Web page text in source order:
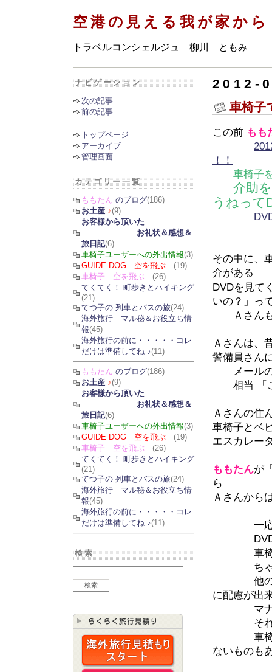
空港の見える我が家か
トラベルコンシェルジュ 柳川 ともみ
2012-
車椅子
この前 もも
！！
車椅子
介助
うねって
その中に、
介がある
DVDを見て
いの？」っ
Ａさんも
Ａさんは、
警備員さん
メールの
相当 「こ
Ａさんの住
車椅子とベ
エスカレー
ももたんが
ら
Ａさんから
一応断
DVDの中
車椅子ユ
ちゃん
他のエス
に配慮が出
マナーを
それ
車椅子の
ないものも
ナビゲーション
次の記事
前の記事
トップページ
アーカイブ
管理画面
カテゴリー一覧
ももたん のブログ(186)
お土産 ♪(9)
お客様から頂いた
お礼状＆感想＆
旅日記(6)
車椅子ユーザーへの外出情報(3)
GUIDE DOG 空を飛ぶ
(19)
車椅子 空を飛ぶ
(26)
てくてく！ 町歩きとハイキング
(21)
てつ子の 列車とバスの旅(24)
海外旅行 マル秘＆お役立ち情
報(45)
海外旅行の前に・・・・・コレ
だけは準備してね ♪(11)
ももたん のブログ(186)
お土産 ♪(9)
お客様から頂いた
お礼状＆感想＆
旅日記(6)
車椅子ユーザーへの外出情報(3)
GUIDE DOG 空を飛ぶ
(19)
車椅子 空を飛ぶ
(26)
てくてく！ 町歩きとハイキング
(21)
てつ子の 列車とバスの旅(24)
海外旅行 マル秘＆お役立ち情
報(45)
海外旅行の前に・・・・・コレ
だけは準備してね ♪(11)
検索